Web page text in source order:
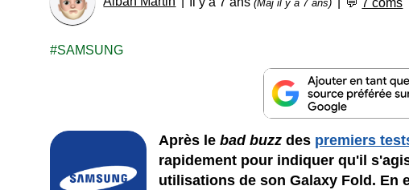
(Màj il y a 7 ans)
SAMSUNG
Après lebad buzz des premiers
rapidement pour indiquer qu'il
utilisations de son Galaxy Fold. En